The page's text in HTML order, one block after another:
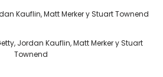
Kauflin, Matt Merker y Stuart Townend
Jordan Kauflin, Matt Merker y Stuart
Townend